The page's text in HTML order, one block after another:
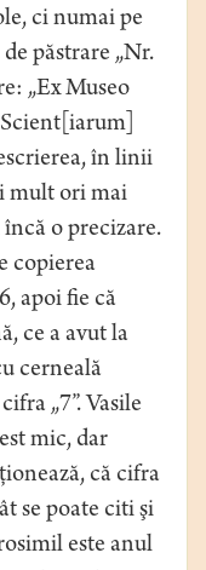
ci numai pe
păstrare „Nr.
„Ex Museo
în linii
mult ori mai
o precizare.
copierea
apoi fie că
ce a avut la
cerneală
„7”. Vasile
mic, dar
că cifra
se poate citi şi
este anul